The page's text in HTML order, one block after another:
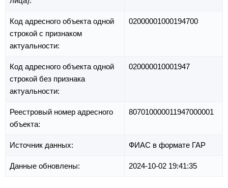
Код адресного объекта одной
строкой с признаком
актуальности:
02000001000194700
Код адресного объекта одной
строкой без признака
актуальности:
020000010001947
Реестровый номер адресного
объекта:
807010000011947000001
Источник данных: ФИАС в формате ГАР
Данные обновлены: 2024-10-02 19:41:35